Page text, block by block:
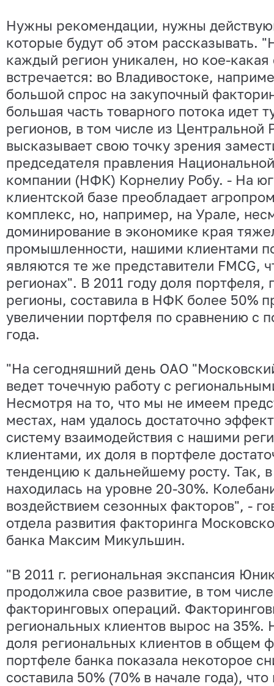
Нужны рекомендации, нужны
которые будут об этом рассказывать.
каждый регион уникален, но кое-
встречается: во Владивостоке,
большой спрос на закупочный
большая часть товарного потока идет
регионов, в том числе из Центральной
высказывает свою точку зрения
председателя правления
компании (НФК) Корнелиу Робу. - На
клиентской базе преобладает
комплекс, но, например, на Урале,
доминирование в экономике края
промышленности, нашими клиентами
являются те же представители FMCG,
регионах". В 2011 году доля портфеля,
регионы, составила в НФК более 50%
увеличении портфеля по сравнению с
года.
"На сегодняшний день ОАО
ведет точечную работу с
Несмотря на то, что мы не имеем
местах, нам удалось достаточно
систему взаимодействия с нашими
клиентами, их доля в портфеле
тенденцию к дальнейшему росту. Так,
находилась на уровне 20-30%.
воздействием сезонных факторов", -
отдела развития факторинга
банка Максим Микульшин.
"В 2011 г. региональная экспансия
продолжила свое развитие, в том
факторинговых операций.
региональных клиентов вырос на 35%.
доля региональных клиентов в общем
портфеле банка показала некоторое
составила 50% (70% в начале года),